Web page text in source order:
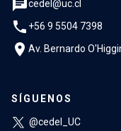
chatcedel@uc.cl
phone +56 9 5504 7398
location_on Av. Bernardo
SÍGUENOS
@cedel_UC